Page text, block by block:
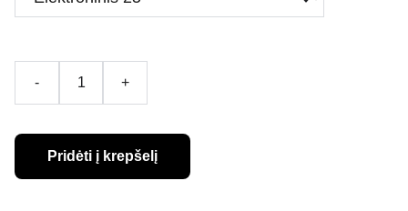
- +
Pridėti į krepšelį